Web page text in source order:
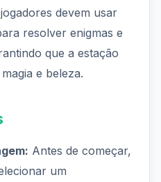
devem usar
resolver enigmas e
que a estação
e beleza.
Antes de começar,
um